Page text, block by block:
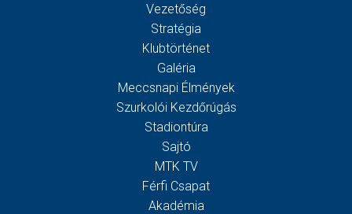
Vezetőség
Stratégia
Klubtörténet
Galéria
Meccsnapi Élmények
Szurkolói Kezdőrúgás
Stadiontúra
Sajtó
MTK TV
Férfi Csapat
Akadémia